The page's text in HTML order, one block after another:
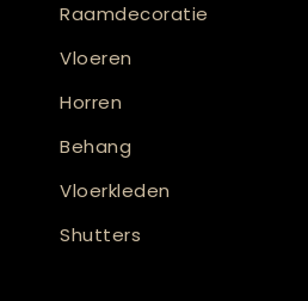
Raamdecoratie
Vloeren
Horren
Behang
Vloerkleden
Shutters